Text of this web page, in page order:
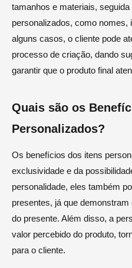
tamanhos e materiais,
personalizados, como nomes,
alguns casos, o cliente pode
processo de criação, dando
garantir que o produto final
Quais são os
Personalizados?
Os benefícios dos itens
exclusividade e da
personalidade, eles também
presentes, já que
do presente. Além disso, a
valor percebido do produto,
para o cliente.